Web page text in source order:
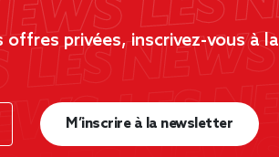
privées, inscrivez-vous à la
M’inscrire à la newsletter